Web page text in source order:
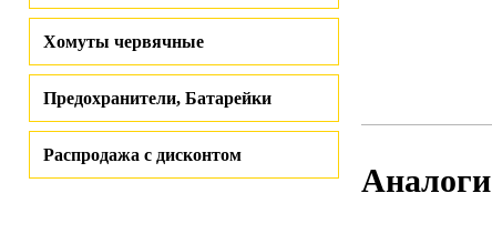
Хомуты червячные
Предохранители, Батарейки
Распродажа с дисконтом
Аналоги